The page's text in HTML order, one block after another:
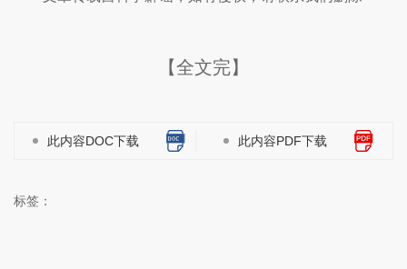
【全文完】
此内容DOC下载 此内容PDF下载
标签：